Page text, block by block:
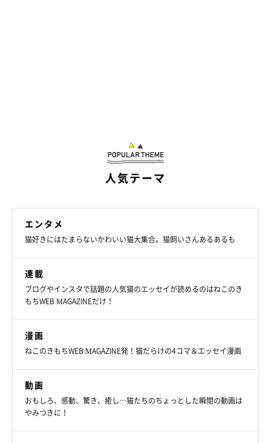
人気テーマ
エンタメ
猫好きにはたまらないかわいい猫大集合。猫飼いさんあるあるも
連載
ブログやインスタで話題の人気猫のエッセイが読めるのはねこのき
もちWEB MAGAZINEだけ！
漫画
ねこのきもちWEB MAGAZINE発！猫だらけの4コマ＆エッセイ漫画
動画
おもしろ、感動、驚き、癒し…猫たちのちょっとした瞬間の動画は
やみつきに！